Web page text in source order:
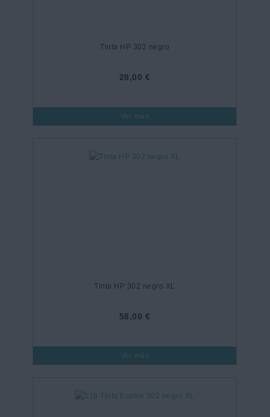
Tinta HP 302 negro
28,00 €
Ver más
Tinta HP 302 negro XL
58,00 €
Ver más